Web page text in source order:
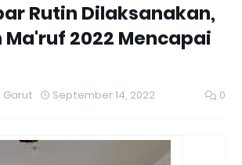
Rutin Dilaksanakan,
2022 Mencapai
Garut September 14, 2022 0